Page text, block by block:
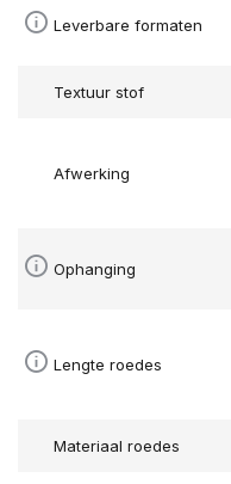
Leverbare formaten
Textuur stof
Afwerking
Ophanging
Lengte roedes
Materiaal roedes